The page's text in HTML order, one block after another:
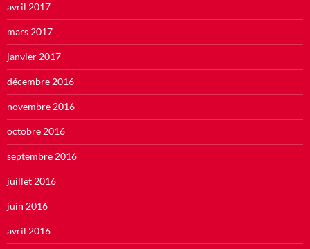
avril 2017
mars 2017
janvier 2017
décembre 2016
novembre 2016
octobre 2016
septembre 2016
juillet 2016
juin 2016
avril 2016